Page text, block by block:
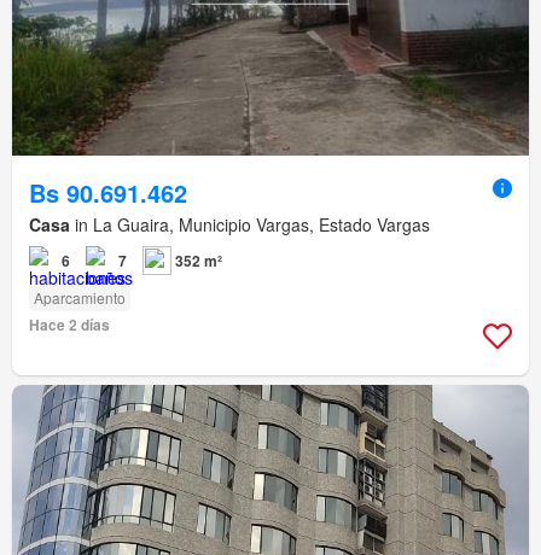
Bs 90.691.462
Casa in La Guaira, Municipio Vargas, Estado Vargas
6 7 352 m²
Aparcamiento
Hace 2 días